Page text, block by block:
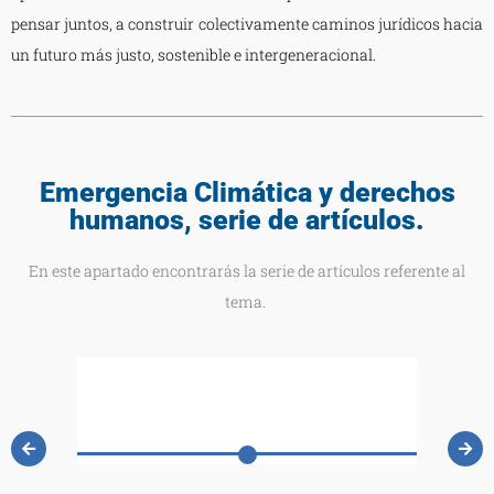
pensar juntos, a construir colectivamente caminos jurídicos hacia
un futuro más justo, sostenible e intergeneracional.
Emergencia Climática y derechos
humanos, serie de artículos.
En este apartado encontrarás la serie de artículos referente al
tema.